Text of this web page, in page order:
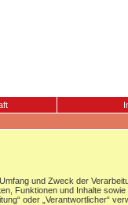
und Zweck der
Funktionen und Inhalte
oder „Verantwortlicher“